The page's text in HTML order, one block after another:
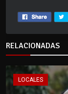
RELACIONADAS
LOCALES